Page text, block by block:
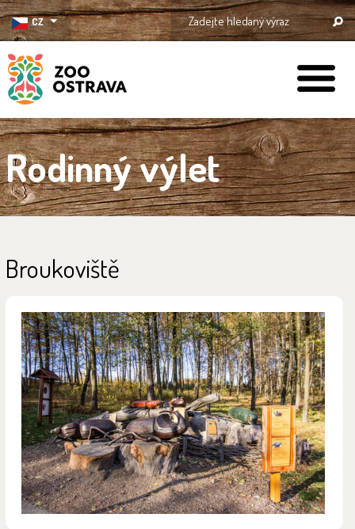
CZ
ZOO Ostrava
Rodinný výlet
Broukoviště